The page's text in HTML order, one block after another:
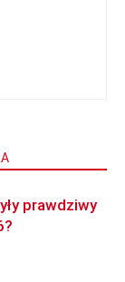
prawdziwy